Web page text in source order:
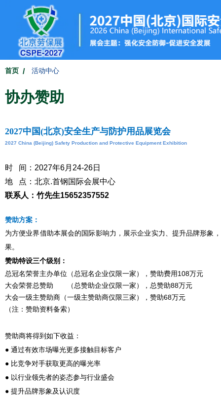
首页 活动中心
协办赞助
2027中国(北京)安全生产与防护用品展览会
2027 China (Beijing) Safety Production and Protective Equipment Exhibition
时 间：2027年6月24-26日
地 点：北京.首钢国际会展中心
联系人：竹先生15652357552
赞助方案：
为方便业界借助本展会的国际影响力，展示企业实力、提升品牌形象
果。
赞助特设三个级别：
总冠名荣誉主办单位（总冠名企业仅限一家）
， 赞助费用108万元
大会荣誉总赞助 （总赞助企业仅限一家），总赞助88万元
大会一级主赞助商（一级主赞助商仅限三家），赞助68万元
（注：赞助资料备索）
赞助商将得到如下收益：
● 通过有效市场曝光更多接触目标客户
● 比竞争对手获取更高的曝光率
● 以行业领先者的姿态参与行业盛会
● 提升品牌形象及认识度